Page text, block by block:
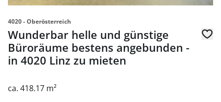
4020 - Oberösterreich
Wunderbar helle und günstige
Büroräume bestens angebunden -
in 4020 Linz zu mieten
ca. 418.17 m²